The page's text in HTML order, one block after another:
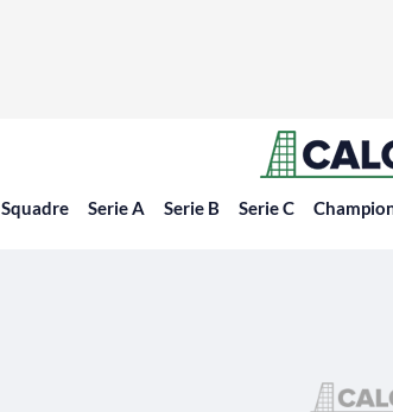
Squadre Serie A Serie B Serie C